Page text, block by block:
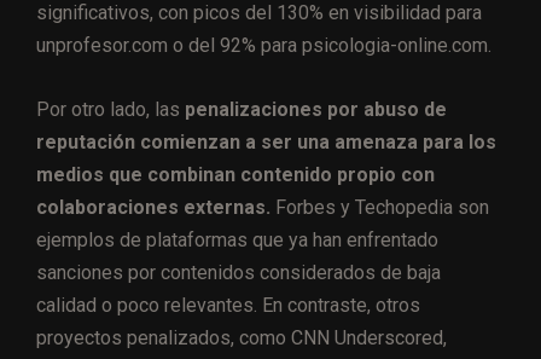
significativos, con picos del 130% en visibilidad para
unprofesor.com o del 92% para psicologia-online.com.
Por otro lado, las penalizaciones por abuso de
reputación comienzan a ser una amenaza para los
medios que combinan contenido propio con
colaboraciones externas. Forbes y Techopedia son
ejemplos de plataformas que ya han enfrentado
sanciones por contenidos considerados de baja
calidad o poco relevantes. En contraste, otros
proyectos penalizados, como CNN Underscored,